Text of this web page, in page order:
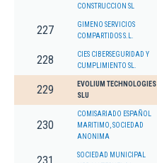
CONSTRUCCION SL
227
GIMENO SERVICIOS
COMPARTIDOS S.L.
228
CIES CIBERSEGURIDAD Y
CUMPLIMIENTO SL.
229
EVOLIUM TECHNOLOGIES
SLU
230
COMISARIADO ESPAÑOL
MARITIMO, SOCIEDAD
ANONIMA
SOCIEDAD MUNICIPAL